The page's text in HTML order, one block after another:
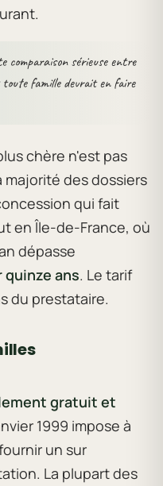
comparaison sérieuse entre
famille devrait en faire
chère n'est pas
des dossiers
qui fait
en Île-de-France, où
dépasse
quinze ans. Le tarif
du prestataire.
gratuit et
1999 impose à
un sur
La plupart des